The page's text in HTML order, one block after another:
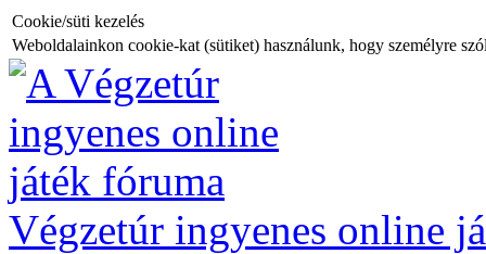
Cookie/süti kezelés
Weboldalainkon cookie-kat (sütiket) használunk, hogy személyre
Végzetúr ingyenes online